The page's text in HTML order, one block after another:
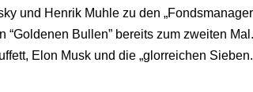
und Henrik Muhle zu den
“Goldenen Bullen” bereits zum zweiten
Elon Musk und die „glorreichen